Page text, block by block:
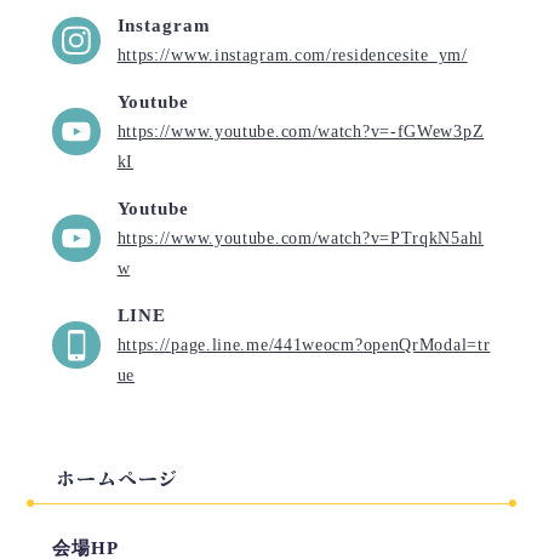
Instagram
https://www.instagram.com/residencesite_ym/
Youtube
https://www.youtube.com/watch?v=-fGWew3pZ
kI
Youtube
https://www.youtube.com/watch?v=PTrqkN5ahl
w
LINE
https://page.line.me/441weocm?openQrModal=tr
ue
ホームページ
会場HP